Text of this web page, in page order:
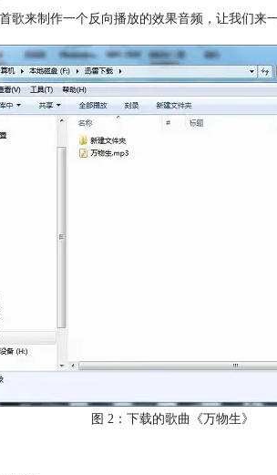
歌来制作一个反向播放的效果音频，让我们来
图 2：下载的歌曲《万物生》